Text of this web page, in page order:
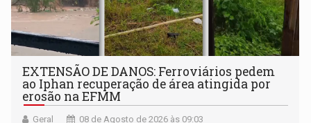
EXTENSÃO DE DANOS: Ferroviários pedem
ao Iphan recuperação de área atingida por
erosão na EFMM
Geral 08 de Agosto de 2026 às 09:03